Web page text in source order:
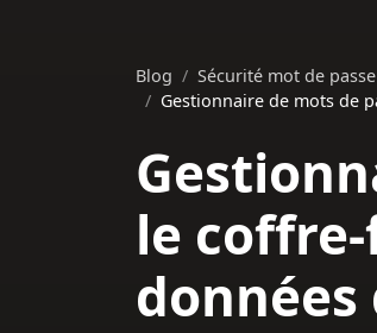
Blog
Sécurité mot de passe
Gestionnaire de mots de
le
données